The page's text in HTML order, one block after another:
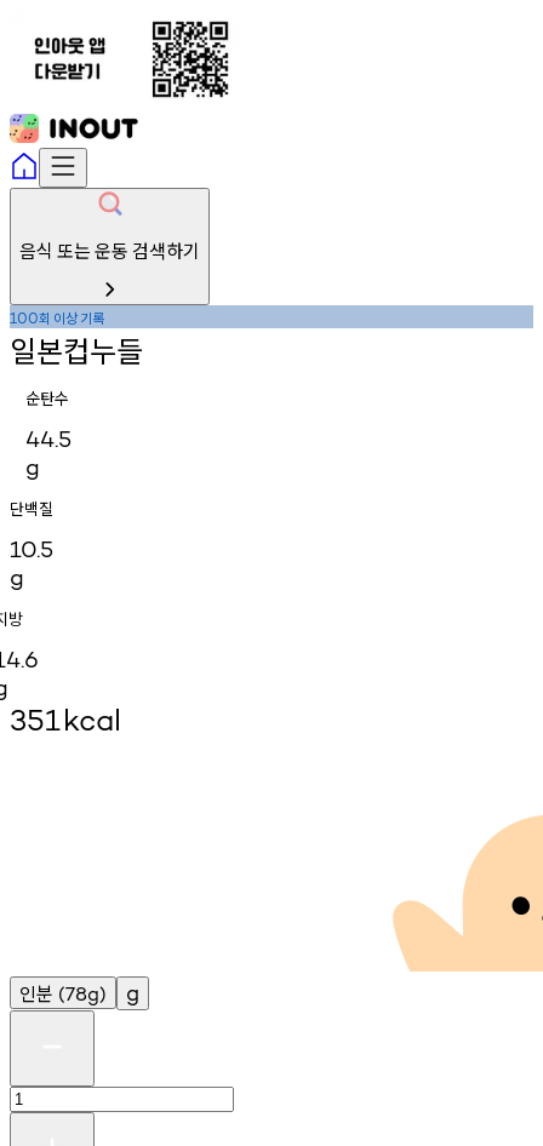
음식 또는 운동 검색하기
100회 이상기록
일본컵누들
순탄수
44.5
g
단백질
10.5
g
방
351kcal
인분 (78g) g